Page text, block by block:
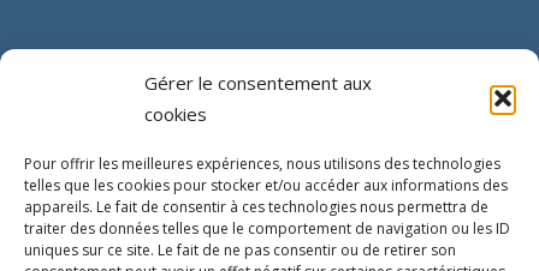
Gérer le consentement aux
cookies
Pour offrir les meilleures expériences, nous utilisons des technologies
telles que les cookies pour stocker et/ou accéder aux informations des
appareils. Le fait de consentir à ces technologies nous permettra de
traiter des données telles que le comportement de navigation ou les ID
uniques sur ce site. Le fait de ne pas consentir ou de retirer son
INFORMATIONS LEGALES
Mentions légales
Conditions générales de vente